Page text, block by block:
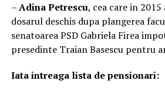
–Adina Petrescu, cea care in
dosarul deschis dupa plangerea
senatoarea PSD Gabriela Firea
presedinte Traian Basescu pentru
Iata intreaga lista de pensionari: